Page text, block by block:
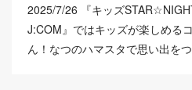
2025/7/26
『キッズ
J:COM』ではキッズが楽しめる
ん！なつのハマスタで思い出を